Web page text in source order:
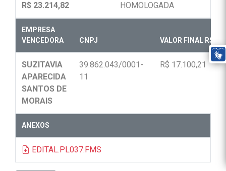
R$ 23.214,82 HOMOLOGADA
EMPRESA
VENCEDORA
CNPJ VALOR FINAL R$
SUZITAVIA
APARECIDA
SANTOS DE
MORAIS
39.862.043/0001-
11
R$ 17.100,21
ANEXOS
EDITAL.PL037.FMS